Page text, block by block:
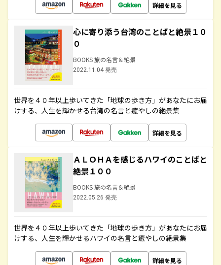
詳細を見る
心に寄り添う台湾のことばと絶景１０
０
BOOKS 旅の名言＆絶景
2022.11.04 発売
世界を４０年以上歩いてきた「地球の歩き方」があなたにお届
けする、人生を輝かせる台湾の名言と癒やしの絶景集
詳細を見る
ＡＬＯＨＡを感じるハワイのことばと
絶景１００
BOOKS 旅の名言＆絶景
2022.05.26 発売
世界を４０年以上歩いてきた「地球の歩き方」があなたにお届
けする、人生を輝かせるハワイの名言と癒やしの絶景集
詳細を見る